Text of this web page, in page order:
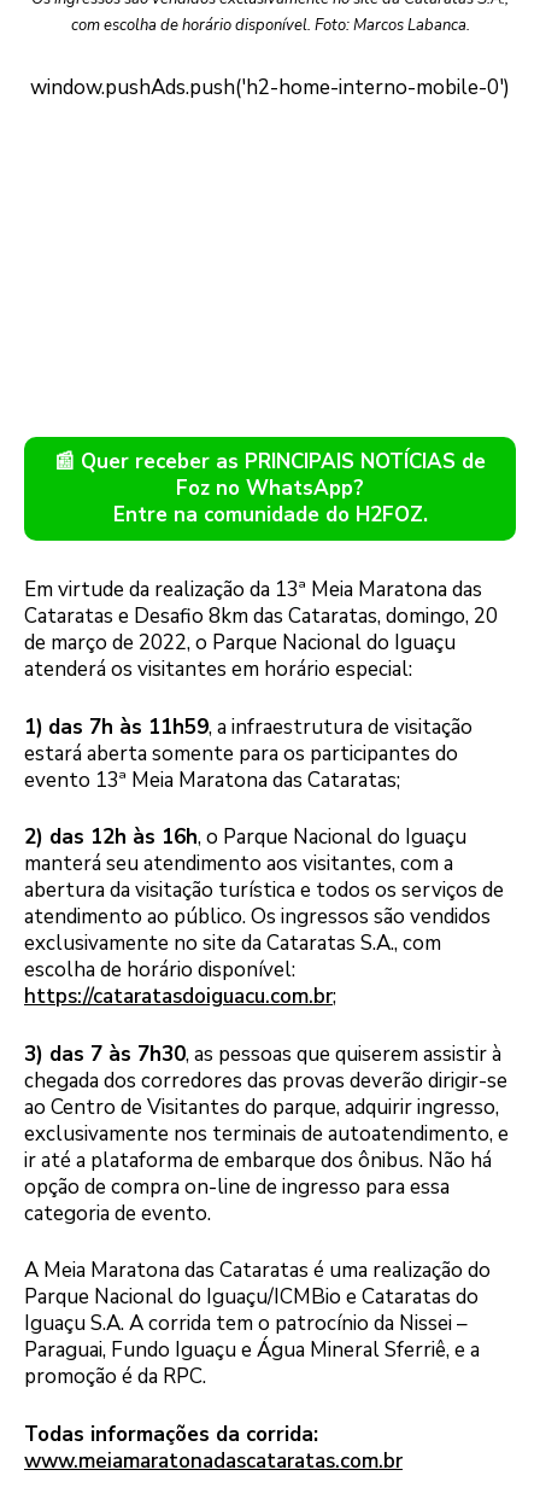
com escolha de horário disponível. Foto: Marcos Labanca.
📰 Quer receber as PRINCIPAIS NOTÍCIAS de
Foz no WhatsApp?
Entre na comunidade do H2FOZ.
Em virtude da realização da 13ª Meia Maratona das
Cataratas e Desafio 8km das Cataratas, domingo, 20
de março de 2022, o Parque Nacional do Iguaçu
atenderá os visitantes em horário especial:
1) das 7h às 11h59, a infraestrutura de visitação
estará aberta somente para os participantes do
evento 13ª Meia Maratona das Cataratas;
2) das 12h às 16h, o Parque Nacional do Iguaçu
manterá seu atendimento aos visitantes, com a
abertura da visitação turística e todos os serviços de
atendimento ao público. Os ingressos são vendidos
exclusivamente no site da Cataratas S.A., com
escolha de horário disponível:
https://cataratasdoiguacu.com.br;
3) das 7 às 7h30, as pessoas que quiserem assistir à
chegada dos corredores das provas deverão dirigir-se
ao Centro de Visitantes do parque, adquirir ingresso,
exclusivamente nos terminais de autoatendimento, e
ir até a plataforma de embarque dos ônibus. Não há
opção de compra on-line de ingresso para essa
categoria de evento.
A Meia Maratona das Cataratas é uma realização do
Parque Nacional do Iguaçu/ICMBio e Cataratas do
Iguaçu S.A. A corrida tem o patrocínio da Nissei –
Paraguai, Fundo Iguaçu e Água Mineral Sferriê, e a
promoção é da RPC.
Todas informações da corrida:
www.meiamaratonadascataratas.com.br